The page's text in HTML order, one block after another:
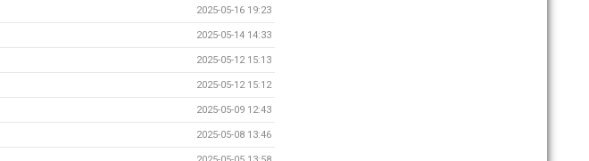
2025-05-16 19:23
2025-05-14 14:33
2025-05-12 15:13
2025-05-12 15:12
2025-05-09 12:43
2025-05-08 13:46